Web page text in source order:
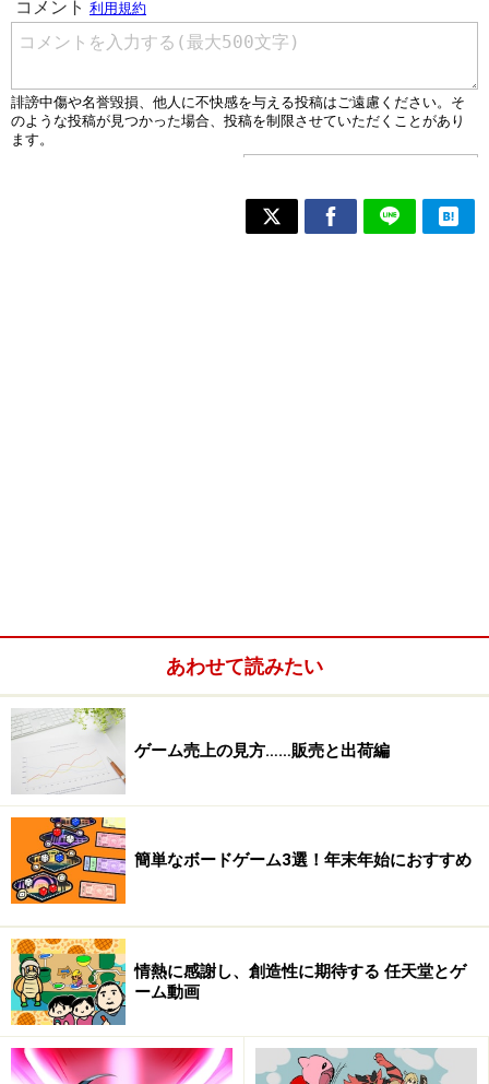
あわせて読みたい
ゲーム売上の見方……販売と出荷編
簡単なボードゲーム3選！年末年始におすすめ
情熱に感謝し、創造性に期待する 任天堂とゲ
ーム動画